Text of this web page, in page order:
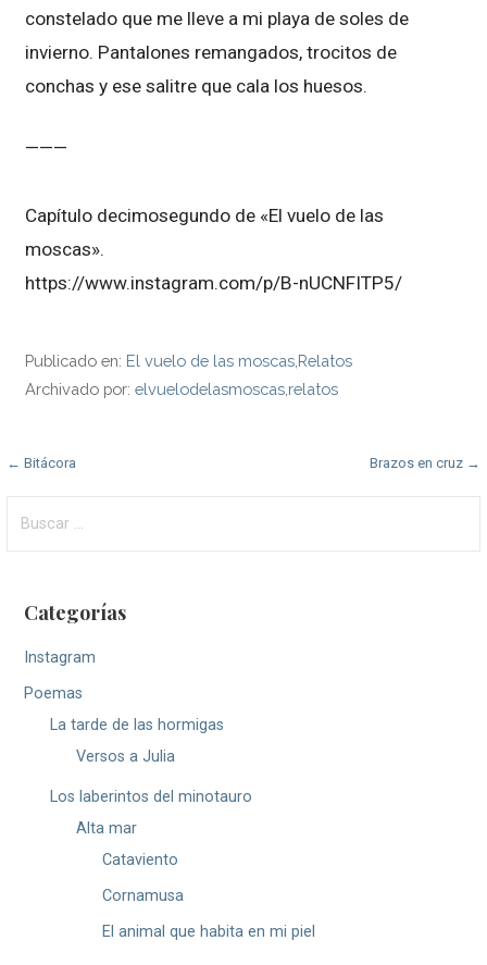
constelado que me lleve a mi playa de soles de
invierno. Pantalones remangados, trocitos de
conchas y ese salitre que cala los huesos.
———
Capítulo decimosegundo de «El vuelo de las
moscas».
https://www.instagram.com/p/B-nUCNFITP5/
Publicado en: El vuelo de las moscas Relatos
Archivado por:elvuelodelasmoscas relatos
Navegación
de
← Bitácora Brazos en cruz →
Categorías
Instagram
Poemas
La tarde de las hormigas
Versos a Julia
Los laberintos del minotauro
Alta mar
Cataviento
Cornamusa
El animal que habita en mi piel